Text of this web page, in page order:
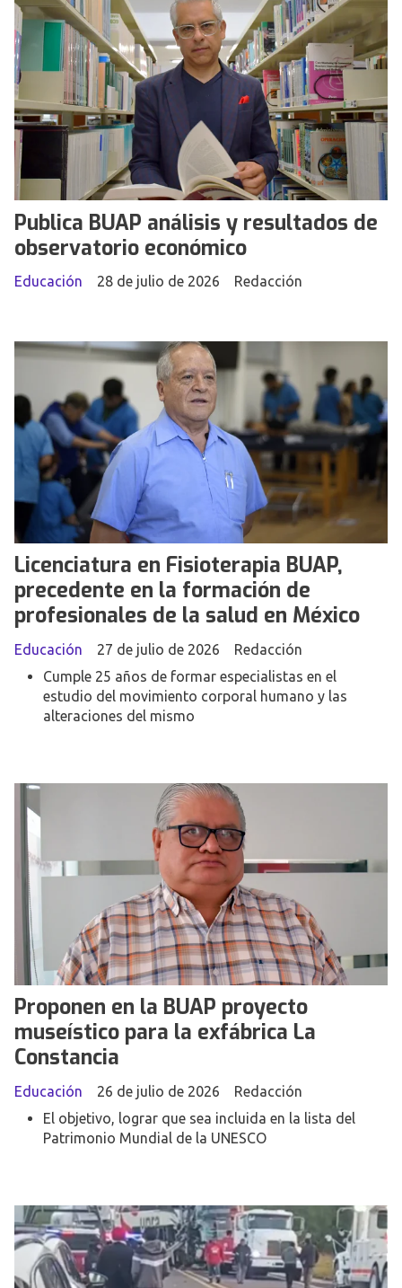
Publica BUAP análisis y resultados de
observatorio económico
Redacción
Educación 28 de julio de 2026
Licenciatura en Fisioterapia BUAP,
precedente en la formación de
profesionales de la salud en México
Redacción
Educación
27 de julio de 2026
Cumple 25 años de formar especialistas en el
estudio del movimiento corporal humano y las
alteraciones del mismo
Proponen en la BUAP proyecto
museístico para la exfábrica La
Constancia
Redacción
Educación
26 de julio de 2026
El objetivo, lograr que sea incluida en la lista del
Patrimonio Mundial de la UNESCO